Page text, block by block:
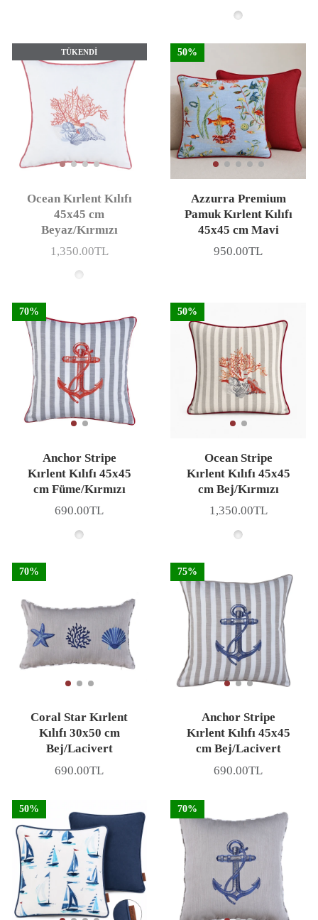
TÜKENDI
Ocean Kırlent Kılıfı
45x45 cm
Beyaz/Kırmızı
Fiyat
1,350.00TL
50%
Azzurra Premium
Pamuk Kırlent Kılıfı
45x45 cm Mavi
Fiyat
950.00TL
70%
Anchor Stripe
Kırlent Kılıfı 45x45
cm Füme/Kırmızı
Fiyat
690.00TL
50%
Ocean Stripe
Kırlent Kılıfı 45x45
cm Bej/Kırmızı
Fiyat
1,350.00TL
70%
Coral Star Kırlent
Kılıfı 30x50 cm
Bej/Lacivert
Fiyat
690.00TL
75%
Anchor Stripe
Kırlent Kılıfı 45x45
cm Bej/Lacivert
Fiyat
690.00TL
50% 70%